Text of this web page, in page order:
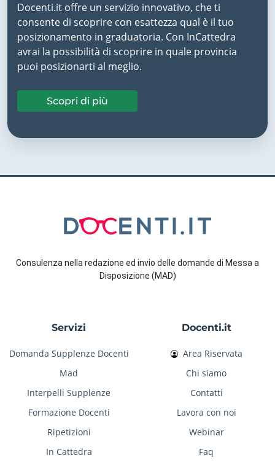
Docenti.it offre un servizio innovativo, che ti
consente di scoprire con esattezza qual è il tuo
posizionamento in graduatoria. Con InCattedra
avrai la possibilità di scoprire in quale provincia
puoi posizionarti al meglio.
Scopri di più
Consulenza nella redazione ed invio delle domande di Messa a
Disposizione (MAD)
Servizi
Domanda Supplenze Docenti
Mad
Interpelli Supplenze
Formazione Docenti
Ripetizioni
In Cattedra
Docenti.it
Area Riservata
Chi siamo
Contatti
Lavora con noi
Webinar
Faq